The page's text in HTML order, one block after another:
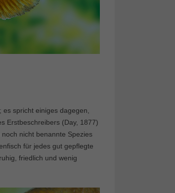
es spricht einiges dagegen,
Erstbeschreibers (Day, 1877)
nicht benannte Spezies
für jedes gut gepflegte
friedlich und wenig